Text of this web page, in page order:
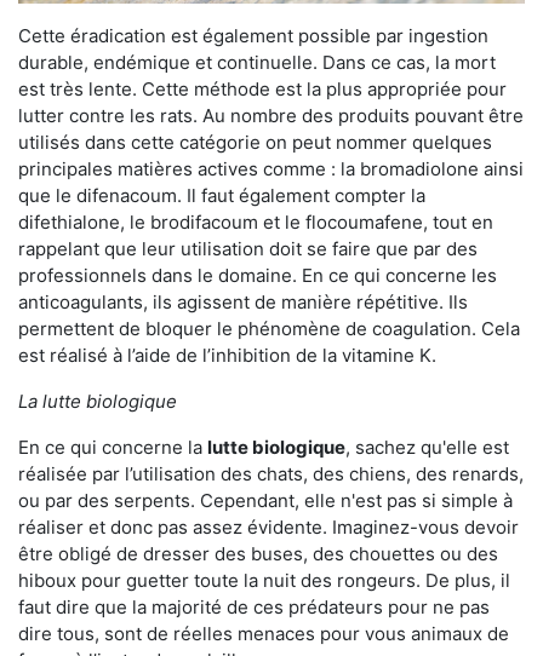
Cette éradication est également possible par ingestion
durable, endémique et continuelle. Dans ce cas, la mort
est très lente. Cette méthode est la plus appropriée pour
lutter contre les rats. Au nombre des produits pouvant être
utilisés dans cette catégorie on peut nommer quelques
principales matières actives comme : la bromadiolone ainsi
que le difenacoum. Il faut également compter la
difethialone, le brodifacoum et le flocoumafene, tout en
rappelant que leur utilisation doit se faire que par des
professionnels dans le domaine. En ce qui concerne les
anticoagulants, ils agissent de manière répétitive. Ils
permettent de bloquer le phénomène de coagulation. Cela
est réalisé à l’aide de l’inhibition de la vitamine K.
La lutte biologique
En ce qui concerne la lutte biologique, sachez qu'elle est
réalisée par l’utilisation des chats, des chiens, des renards,
ou par des serpents. Cependant, elle n'est pas si simple à
réaliser et donc pas assez évidente. Imaginez-vous devoir
être obligé de dresser des buses, des chouettes ou des
hiboux pour guetter toute la nuit des rongeurs. De plus, il
faut dire que la majorité de ces prédateurs pour ne pas
dire tous, sont de réelles menaces pour vous animaux de